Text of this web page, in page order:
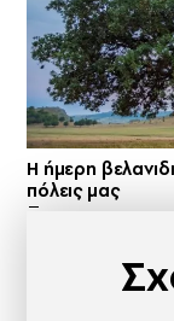
Η ήμερη
πόλεις μας